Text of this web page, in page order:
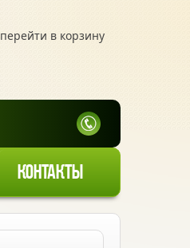
перейти в корзину
КОНТАКТЫ